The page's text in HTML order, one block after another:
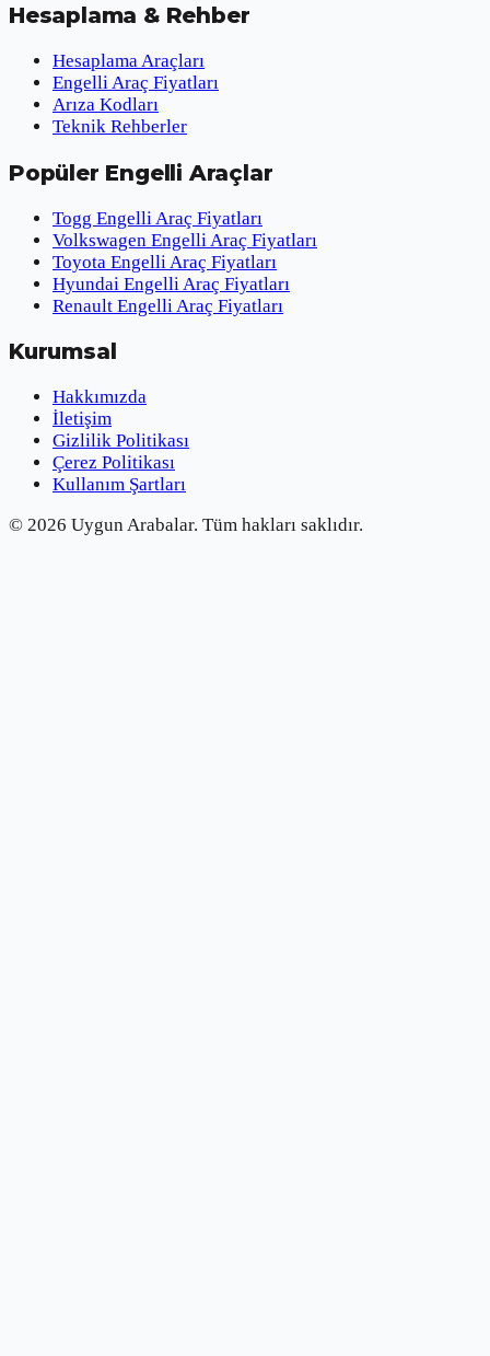
Hesaplama & Rehber
Hesaplama Araçları
Engelli Araç Fiyatları
Arıza Kodları
Teknik Rehberler
Popüler Engelli Araçlar
Togg Engelli Araç Fiyatları
Volkswagen Engelli Araç Fiyatları
Toyota Engelli Araç Fiyatları
Hyundai Engelli Araç Fiyatları
Renault Engelli Araç Fiyatları
Kurumsal
Hakkımızda
İletişim
Gizlilik Politikası
Çerez Politikası
Kullanım Şartları
© 2026 Uygun Arabalar. Tüm hakları saklıdır.